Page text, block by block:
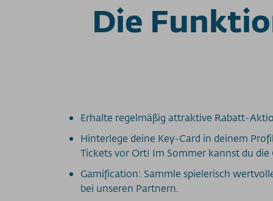
Die
Erhalte regelmäßig attraktive Rabatt-
Hinterlege deine Key-Card in deinem
Tickets vor Ort! Im Sommer kannst du
Gamification: Sammle spielerisch
bei unseren Partnern.